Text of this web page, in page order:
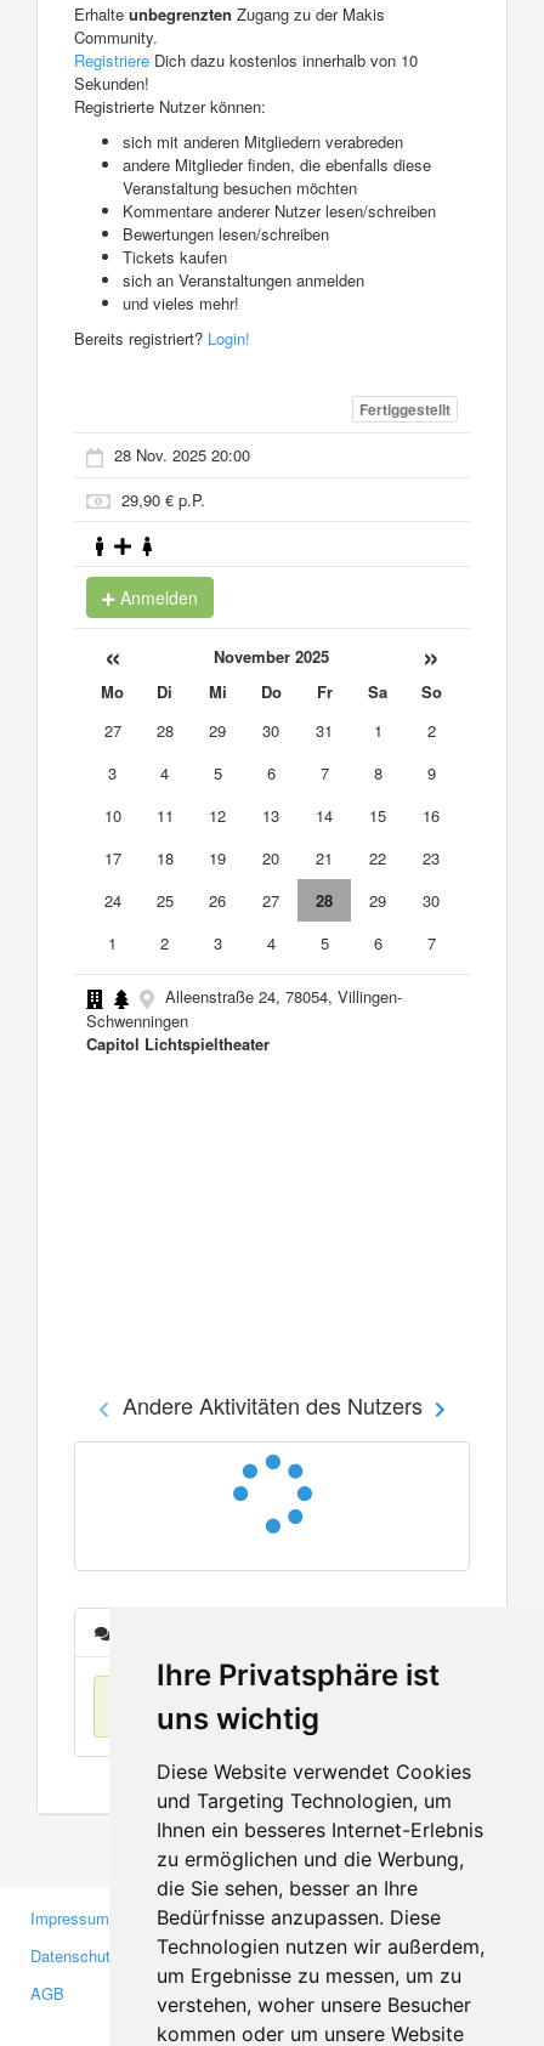
Ihre Privatsphäre ist
uns wichtig
Diese Website verwendet Cookies
und Targeting Technologien, um
Ihnen ein besseres Internet-Erlebnis
zu ermöglichen und die Werbung,
die Sie sehen, besser an Ihre
Bedürfnisse anzupassen. Diese
Technologien nutzen wir außerdem,
um Ergebnisse zu messen, um zu
verstehen, woher unsere Besucher
kommen oder um unsere Website
Erhalte unbegrenzten Zugang zu der Makis
Community.
Registriere Dich dazu kostenlos innerhalb von 10
Sekunden!
Registrierte Nutzer können:
sich mit anderen Mitgliedern verabreden
andere Mitglieder finden, die ebenfalls diese
Veranstaltung besuchen möchten
Kommentare anderer Nutzer lesen/schreiben
Bewertungen lesen/schreiben
Tickets kaufen
sich an Veranstaltungen anmelden
und vieles mehr!
Bereits registriert? Login!
Fertiggestellt
28 Nov. 2025 20:00
29,90 € p.P.
Anmelden
« November 2025 »
Mo Di Mi Do Fr Sa
So
27
28 29 30 31 1
2
3
4 5 6 7 8
9
10
11 12 13 14 15
16
17
18 19 20 21 22
23
24
25 26 27 28 29
30
1
2 3 4 5 6 7
Alleenstraße 24, 78054, Villingen-
Schwenningen
Capitol Lichtspieltheater
Andere Aktivitäten des Nutzers
Keine Einträge
Impressum
Datenschutzerklärung
AGB
Gewerbetreibende
Investoren
Medien